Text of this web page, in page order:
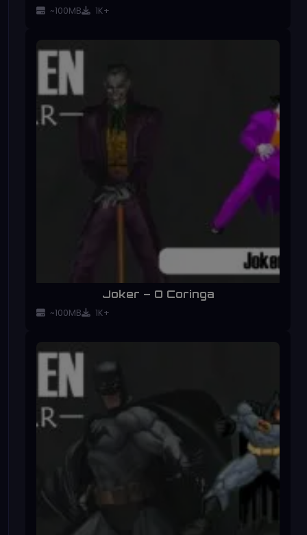
~100MB 1K+
Joker – O Coringa
~100MB 1K+